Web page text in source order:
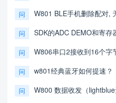
问 W801 BLE手机删除配对,
问 SDK的ADC DEMO和寄存
问 W806串口2接收到16个字
问 w801经典蓝牙如何提速？
问 W800 数据收发（lightblue